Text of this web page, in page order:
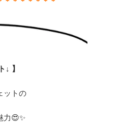
↓ 】
ットの
力😍✨